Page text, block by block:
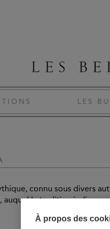
À propos des
LES
connu sous divers
auquel la tradition